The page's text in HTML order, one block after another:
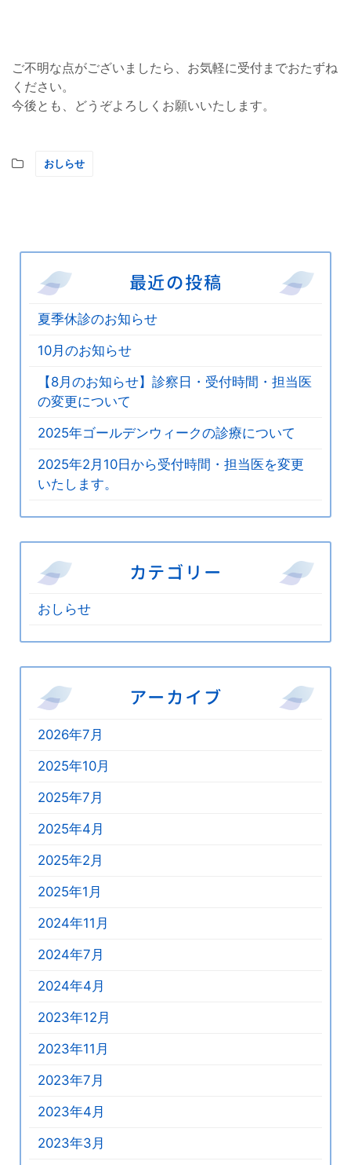
ご不明な点がございましたら、お気軽に受付までおたずね
ください。
今後とも、どうぞよろしくお願いいたします。
おしらせ
最近の投稿
夏季休診のお知らせ
10月のお知らせ
【8月のお知らせ】診察日・受付時間・担当医
の変更について
2025年ゴールデンウィークの診療について
2025年2月10日から受付時間・担当医を変更
いたします。
カテゴリー
おしらせ
アーカイブ
2026年7月
2025年10月
2025年7月
2025年4月
2025年2月
2025年1月
2024年11月
2024年7月
2024年4月
2023年12月
2023年11月
2023年7月
2023年4月
2023年3月